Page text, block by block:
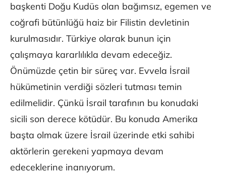
başkenti Doğu Kudüs olan bağımsız, egemen ve
coğrafi bütünlüğü haiz bir Filistin devletinin
kurulmasıdır. Türkiye olarak bunun için
çalışmaya kararlılıkla devam edeceğiz.
Önümüzde çetin bir süreç var. Evvela İsrail
hükümetinin verdiği sözleri tutması temin
edilmelidir. Çünkü İsrail tarafının bu konudaki
sicili son derece kötüdür. Bu konuda Amerika
başta olmak üzere İsrail üzerinde etki sahibi
aktörlerin gerekeni yapmaya devam
edeceklerine inanıyorum.